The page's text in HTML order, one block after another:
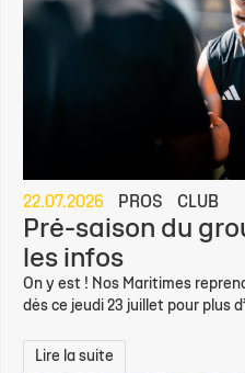
22.07.2026 PROS CLUB
Pré-saison du
les infos
On y est ! Nos Maritimes
dès ce jeudi 23 juillet pour plus
Lire la suite